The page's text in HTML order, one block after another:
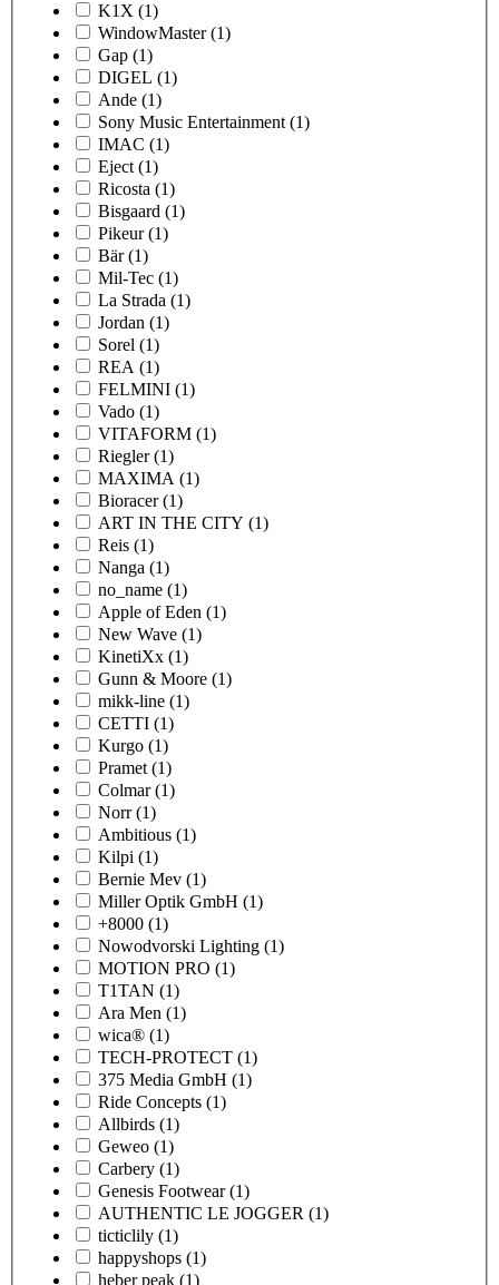
K1X (1)
WindowMaster (1)
Gap (1)
DIGEL (1)
Ande (1)
Sony Music Entertainment (1)
IMAC (1)
Eject (1)
Ricosta (1)
Bisgaard (1)
Pikeur (1)
Bär (1)
Mil-Tec (1)
La Strada (1)
Jordan (1)
Sorel (1)
REA (1)
FELMINI (1)
Vado (1)
VITAFORM (1)
Riegler (1)
MAXIMA (1)
Bioracer (1)
ART IN THE CITY (1)
Reis (1)
Nanga (1)
no_name (1)
Apple of Eden (1)
New Wave (1)
KinetiXx (1)
Gunn & Moore (1)
mikk-line (1)
CETTI (1)
Kurgo (1)
Pramet (1)
Colmar (1)
Norr (1)
Ambitious (1)
Kilpi (1)
Bernie Mev (1)
Miller Optik GmbH (1)
+8000 (1)
Nowodvorski Lighting (1)
MOTION PRO (1)
T1TAN (1)
Ara Men (1)
wica® (1)
TECH-PROTECT (1)
375 Media GmbH (1)
Ride Concepts (1)
Allbirds (1)
Geweo (1)
Carbery (1)
Genesis Footwear (1)
AUTHENTIC LE JOGGER (1)
ticticlily (1)
happyshops (1)
heber peak (1)